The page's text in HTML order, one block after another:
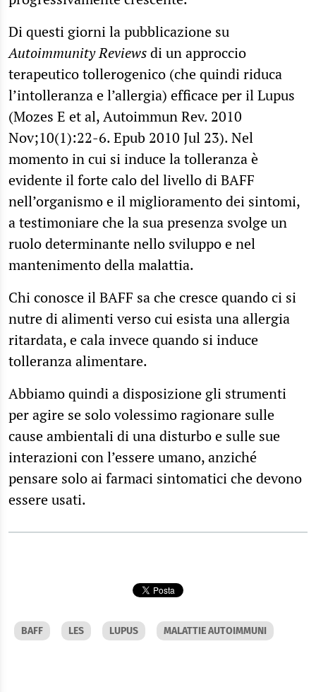
Di questi giorni la pubblicazione su
Autoimmunity Reviewsdi un approccio
terapeutico tollerogenico (che quindi riduca
l’intolleranza e l’allergia) efficace per il Lupus
(Mozes E et al, Autoimmun Rev. 2010
Nov;10(1):22-6. Epub 2010 Jul 23). Nel
momento in cui si induce la tolleranza è
evidente il forte calo del livello di BAFF
nell’organismo e il miglioramento dei sintomi,
a testimoniare che la sua presenza svolge un
ruolo determinante nello sviluppo e nel
mantenimento della malattia.
Chi conosce il BAFF sa che cresce quando ci si
nutre di alimenti verso cui esista una allergia
ritardata, e cala invece quando si induce
tolleranza alimentare.
Abbiamo quindi a disposizione gli strumenti
per agire se solo volessimo ragionare sulle
cause ambientali di una disturbo e sulle sue
interazioni con l’essere umano, anziché
pensare solo ai farmaci sintomatici che devono
essere usati.
BAFF LES LUPUS MALATTIE AUTOIMMUNI